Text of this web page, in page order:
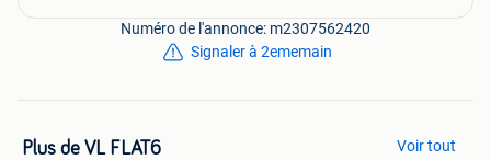
Numéro de l'annonce: m2307562420
Signaler à 2ememain
Plus de VL FLAT6 Voir tout